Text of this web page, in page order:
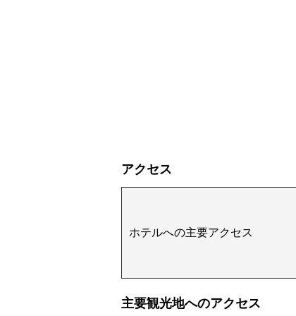
アクセス
ホテルへの主要アクセス
主要観光地へのアクセス